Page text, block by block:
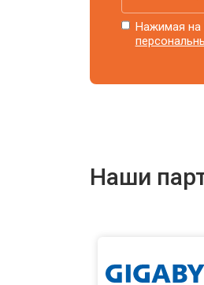
Нажимая на
Наши